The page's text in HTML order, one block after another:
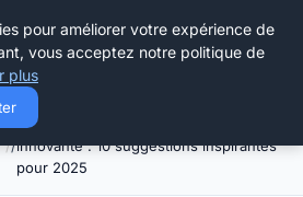
Découvrir une idée d’entreprise
innovante : 10 suggestions inspirantes
pour 2025
pour améliorer votre expérience de
vous acceptez notre politique de
plus